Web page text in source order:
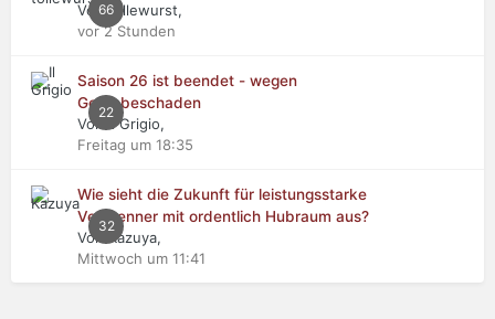
66
Von tollewurst,
vor 2 Stunden
22
Saison 26 ist beendet - wegen
Getriebeschaden
Von Il Grigio,
Freitag um 18:35
32
Wie sieht die Zukunft für leistungsstarke
Verbrenner mit ordentlich Hubraum aus?
Von Kazuya,
Mittwoch um 11:41